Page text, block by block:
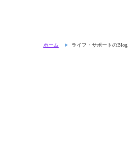
ホーム ライフ・サポートのBlog